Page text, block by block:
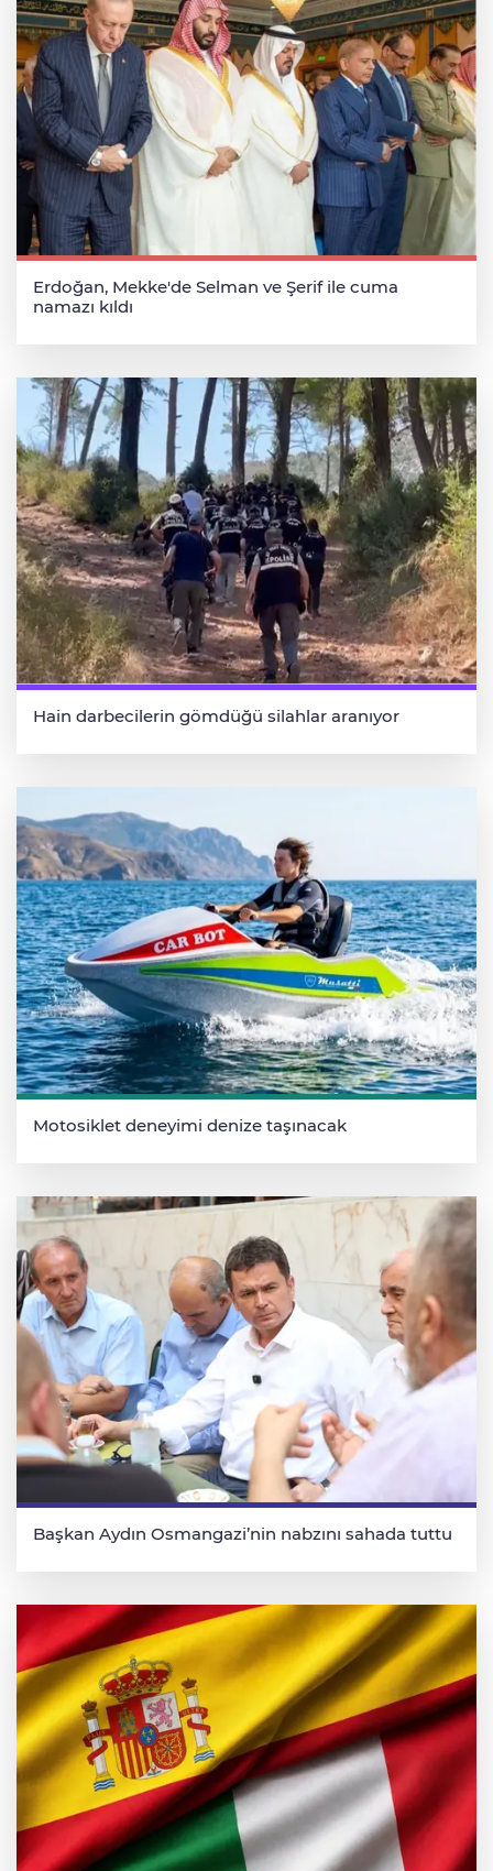
Erdoğan, Mekke'de Selman ve Şerif ile cuma
namazı kıldı
Hain darbecilerin gömdüğü silahlar aranıyor
Motosiklet deneyimi denize taşınacak
Başkan Aydın Osmangazi’nin nabzını sahada tuttu